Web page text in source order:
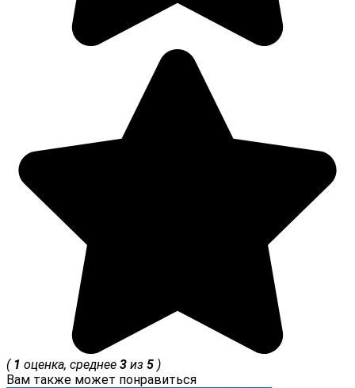
( 1 оценка, среднее 3 из 5 )
Вам также может понравиться